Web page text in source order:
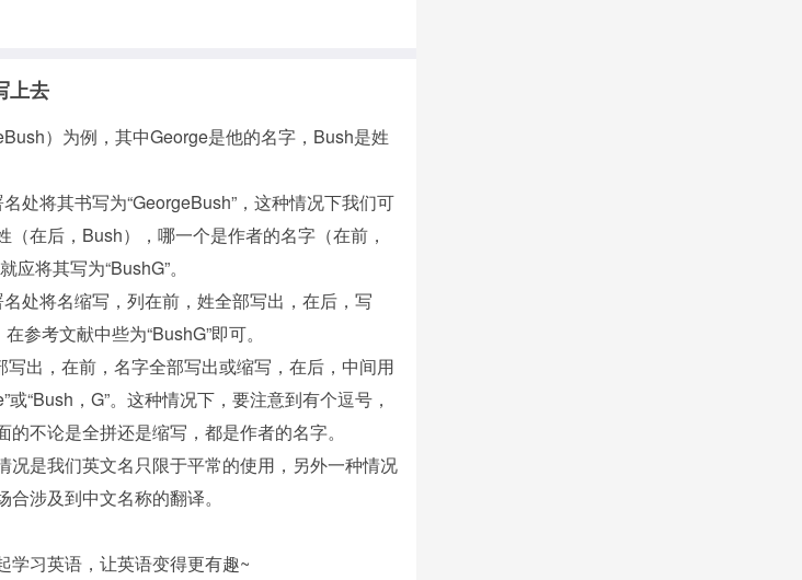
上去
）为例，其中George是他的名字，Bush是姓
处将其书写为“GeorgeBush”，这种情况下我们可
在后，Bush），哪一个是作者的名字（在前，
将其写为“BushG”。
处将名缩写，列在前，姓全部写出，在后，写
参考文献中些为“BushG”即可。
出，在前，名字全部写出或缩写，在后，中间用
或“Bush，G”。这种情况下，要注意到有个逗号，
不论是全拼还是缩写，都是作者的名字。
况是我们英文名只限于平常的使用，另外一种情况
合涉及到中文名称的翻译。
学习英语，让英语变得更有趣~